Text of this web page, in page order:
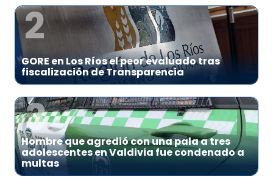
2
GORE en Los Ríos el peor evaluado tras
fiscalización de Transparencia
3
Hombre que agredió con una pala a tres
adolescentes en Valdivia fue condenado a
multas